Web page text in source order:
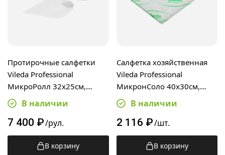
Протирочные салфетки
Vileda Professional
МикроРолл 32х25см,
200шт, 32х25см, белые,
149042
В наличии
7 400 ₽/рул.
В корзину
Салфетка хозяйственная
Vileda Professional
МикронСоло 40х30см,
зеленая, одноразовая,
100шт, в пачке, 160103
В наличии
2 116 ₽/шт.
В корзину